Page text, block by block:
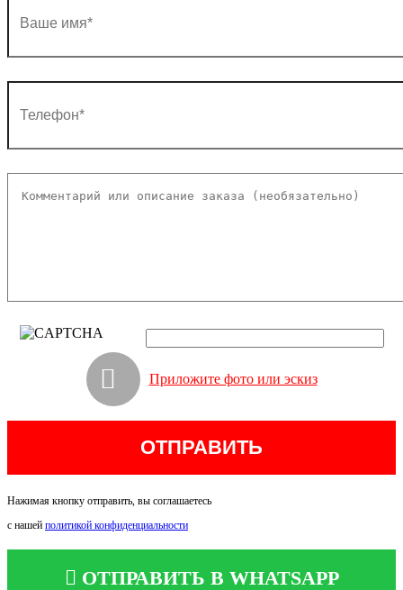
Приложите фото или эскиз
Нажимая кнопку отправить, вы соглашаетесь
с нашей политикой конфиденциальности
ОТПРАВИТЬ В WHATSAPP